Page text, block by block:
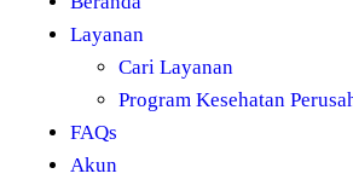
Layanan
Cari Layanan
Program Kesehatan
FAQs
Akun